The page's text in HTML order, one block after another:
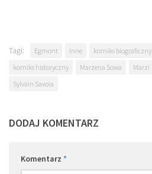
Tagi: Egmont Inne komiks biograficzny
komiks historyczny
Marzena Sowa Marzi
Sylvain Savoia
DODAJ KOMENTARZ
Komentarz *